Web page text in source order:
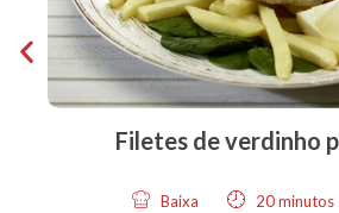
Filetes de verdinho
Baixa 20 minutos